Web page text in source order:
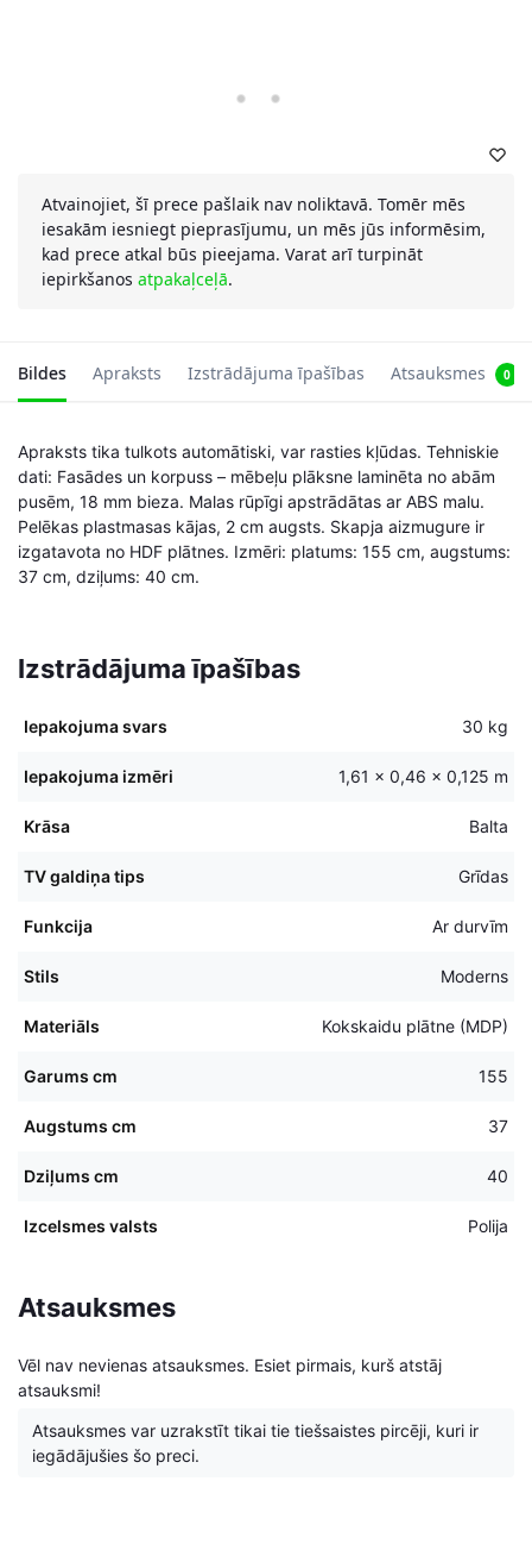
Atvainojiet, šī prece pašlaik nav noliktavā. Tomēr mēs
iesakām iesniegt pieprasījumu, un mēs jūs informēsim,
kad prece atkal būs pieejama. Varat arī turpināt
iepirkšanos atpakaļceļā.
Bildes Apraksts Izstrādājuma īpašības Atsauksmes 0
Apraksts tika tulkots automātiski, var rasties kļūdas. Tehniskie
dati: Fasādes un korpuss – mēbeļu plāksne laminēta no abām
pusēm, 18 mm bieza. Malas rūpīgi apstrādātas ar ABS malu.
Pelēkas plastmasas kājas, 2 cm augsts. Skapja aizmugure ir
izgatavota no HDF plātnes. Izmēri: platums: 155 cm, augstums:
37 cm, dziļums: 40 cm.
Izstrādājuma īpašības
Iepakojuma svars 30 kg
Iepakojuma izmēri 1,61 × 0,46 × 0,125 m
Krāsa Balta
TV galdiņa tips Grīdas
Funkcija Ar durvīm
Stils Moderns
Materiāls Kokskaidu plātne (MDP)
Garums cm 155
Augstums cm 37
Dziļums cm 40
Izcelsmes valsts Polija
Atsauksmes
Vēl nav nevienas atsauksmes. Esiet pirmais, kurš atstāj
atsauksmi!
Atsauksmes var uzrakstīt tikai tie tiešsaistes pircēji, kuri ir
iegādājušies šo preci.